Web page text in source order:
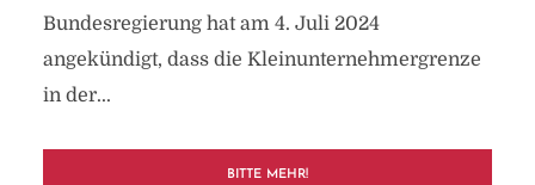
Bundesregierung hat am 4. Juli 2024
angekündigt, dass die Kleinunternehmergrenze
in der...
BITTE MEHR!